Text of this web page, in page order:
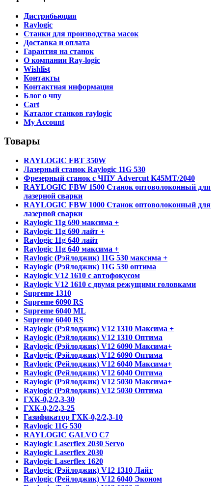
Дистрибьюция
Raylogic
Станки для производства масок
Доставка и оплата
Гарантия на станок
О компании Ray-logic
Wishlist
Контакты
Контактная информация
Блог о чпу
Cart
Каталог станков raylogic
My Account
Товары
RAYLOGIC FBT 350W
Лазерный станок Raylogic 11G 530
Фрезерный станок с ЧПУ Advercut K45MT/2040
RAYLOGIC FBW 1500 Станок оптоволоконный для
лазерной сварки
RAYLOGIC FBW 1000 Станок оптоволоконный для
лазерной сварки
Raylogic 11g 690 максима +
Raylogic 11g 690 лайт +
Raylogic 11g 640 лайт
Raylogic 11g 640 максима +
Raylogic (Рэйлоджик) 11G 530 максима +
Raylogic (Рэйлоджик) 11G 530 оптима
Raylogic V12 1610 с автофокусом
Raylogic V12 1610 с двумя режущими головками
Supreme 1310
Supreme 6090 RS
Supreme 6040 ML
Supreme 6040 RS
Raylogic (Рэйлоджик) V12 1310 Максима +
Raylogic (Рэйлоджик) V12 1310 Оптима
Raylogic (Рэйлоджик) V12 6090 Максима+
Raylogic (Рэйлоджик) V12 6090 Оптима
Raylogic (Рейлоджик) V12 6040 Максима+
Raylogic (Рейлоджик) V12 6040 Оптима
Raylogic (Рэйлоджик) V12 5030 Максима+
Raylogic (Рэйлоджик) V12 5030 Оптима
ГХК-0,2/2,3-30
ГХК-0,2/2,3-25
Газификатор ГХК-0,2/2,3-10
Raylogic 11G 530
RAYLOGIC GALVO С7
Raylogic Laserflex 2030 Servo
Raylogic Laserflex 2030
Raylogic Laserflex 1620
Raylogic (Рэйлоджик) V12 1310 Лайт
Raylogic (Рейлоджик) V12 6040 Эконом